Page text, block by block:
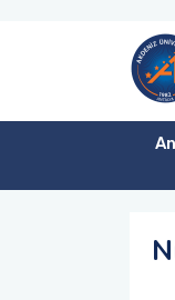
Numune Gönderim
Analiz Talep Formu
Numune Kabul